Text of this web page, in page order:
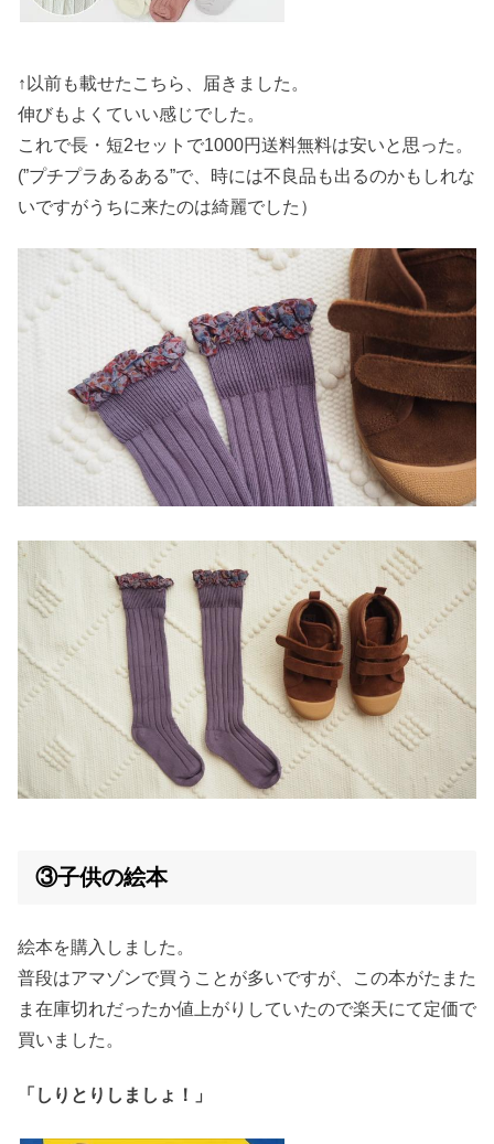
↑以前も載せたこちら、届きました。
伸びもよくていい感じでした。
これで長・短2セットで1000円送料無料は安いと思った。
(”プチプラあるある”で、時には不良品も出るのかもしれな
いですがうちに来たのは綺麗でした）
③子供の絵本
絵本を購入しました。
普段はアマゾンで買うことが多いですが、この本がたまた
ま在庫切れだったか値上がりしていたので楽天にて定価で
買いました。
「しりとりしましょ！」